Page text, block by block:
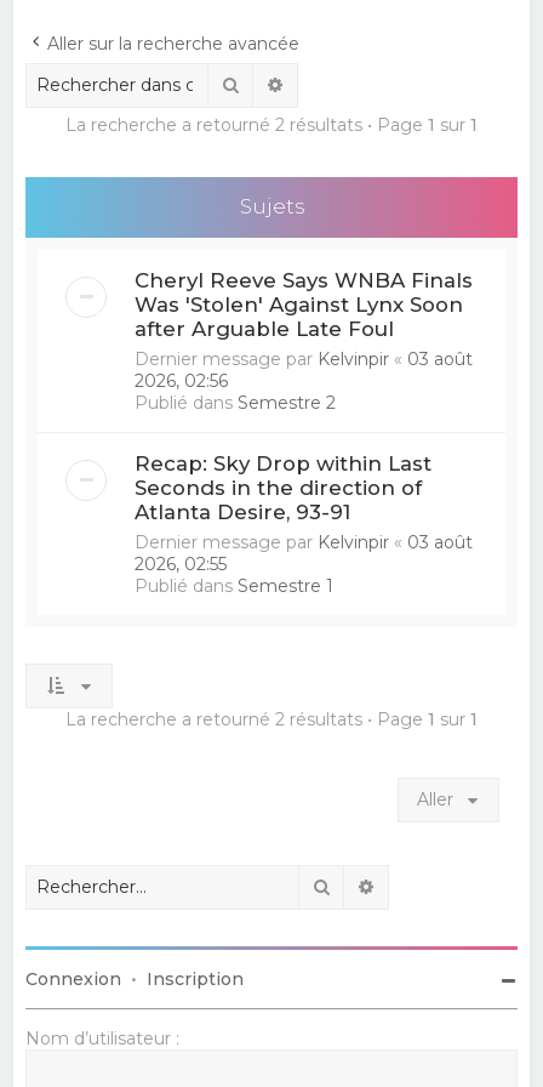
Aller sur la recherche avancée
Rechercher
La recherche a retourné 2 résultats • Page 1 sur 1
Sujets
Cheryl Reeve Says WNBA Finals
Was 'Stolen' Against Lynx Soon
after Arguable Late Foul
Dernier message par Kelvinpir « 03 août
2026, 02:56
Publié dansSemestre 2
Recap: Sky Drop within Last
Seconds in the direction of
Atlanta Desire, 93-91
Dernier message par Kelvinpir « 03 août
2026, 02:55
Publié dansSemestre 1
La recherche a retourné 2 résultats • Page 1 sur 1
Aller
Rechercher
Connexion • Inscription
Nom d’utilisateur :